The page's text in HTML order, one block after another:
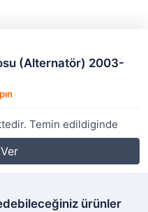
(Alternatör) 2003-
Temin edildiginde
ürünler